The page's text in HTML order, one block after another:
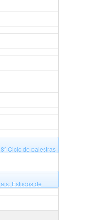
Ciclo de palestras
Estudos de